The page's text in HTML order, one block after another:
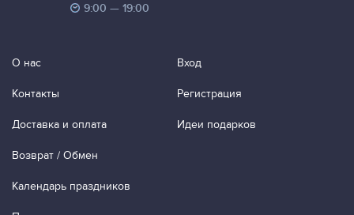
9:00 — 19:00
О нас
Контакты
Доставка и оплата
Возврат / Обмен
Календарь праздников
Вход
Регистрация
Идеи подарков